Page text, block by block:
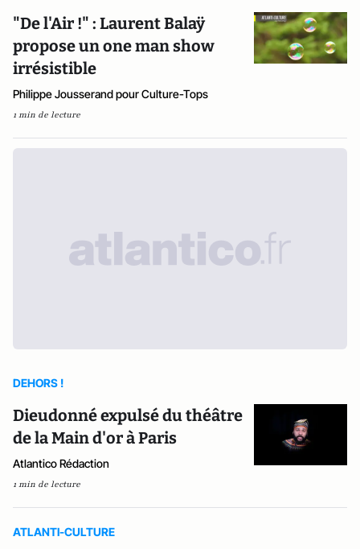
"De l'Air !" : Laurent Balaÿ
propose un one man show
irrésistible
Philippe Jousserand pour Culture-Tops
1 min de lecture
DEHORS !
Dieudonné expulsé du théâtre
de la Main d'or à Paris
Atlantico Rédaction
1 min de lecture
ATLANTI-CULTURE